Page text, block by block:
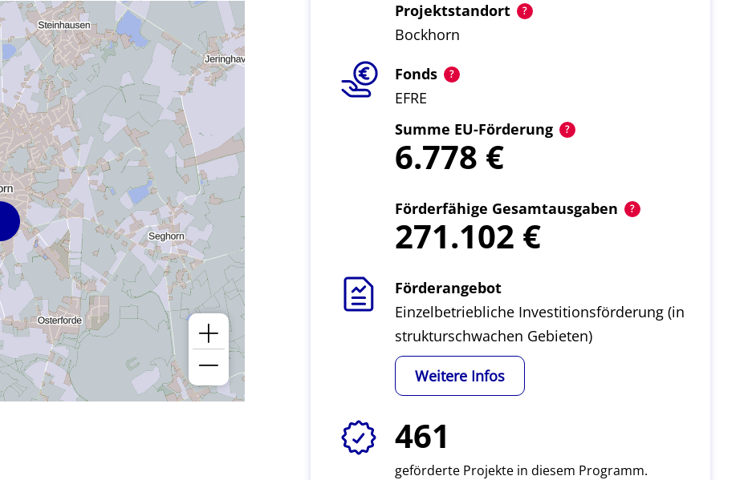
Projektstandort
Bockhorn
Fonds
EFRE
Summe EU-Förderung
6.778
Förderfähige Gesamtausgaben
271.102
Förderangebot
Einzelbetriebliche Investitionsförderung (in
strukturschwachen Gebieten)
Weitere Infos
461
geförderte Projekte in diesem Programm.